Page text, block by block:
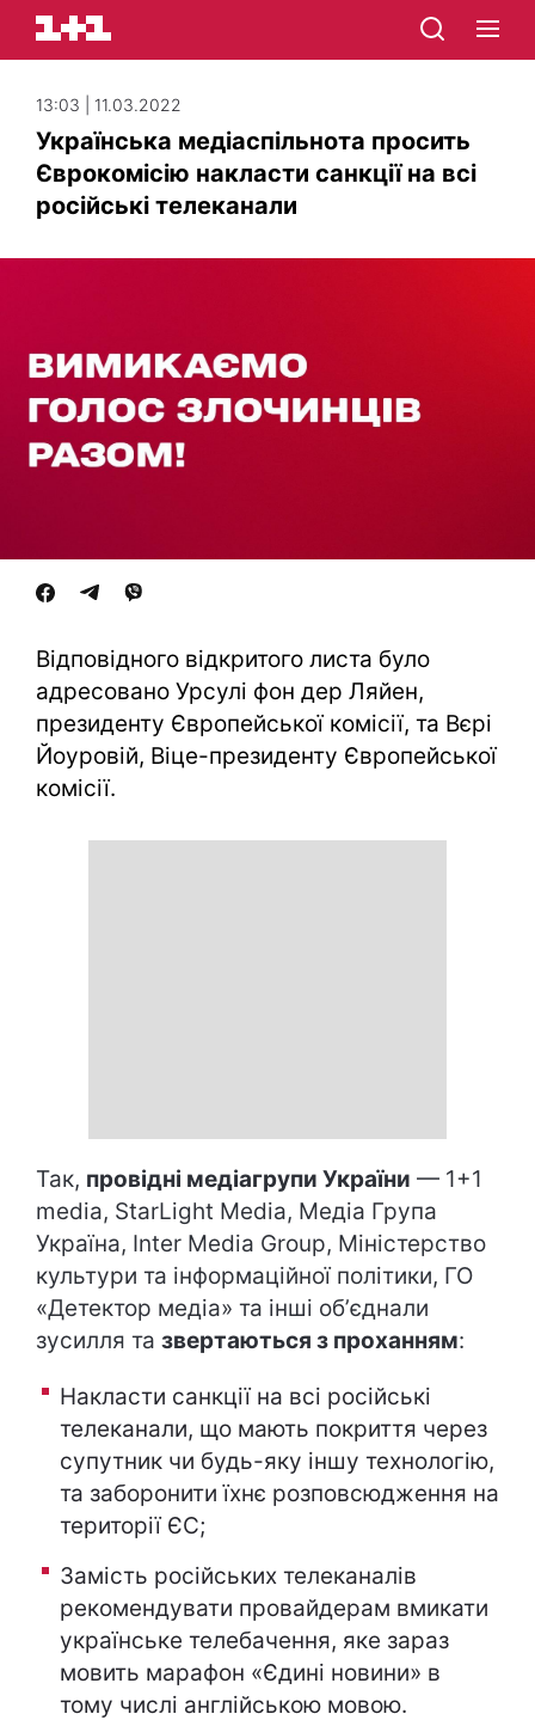
13:03 | 11.03.2022
Українська медіаспільнота просить
Єврокомісію накласти санкції на всі
російські телеканали
Відповідного відкритого листа було
адресовано Урсулі фон дер Ляйен,
президенту Європейської комісії, та Вєрі
Йоуровій, Віце-президенту Європейської
комісії.
Так, провідні медіагрупи України — 1+1
media, StarLight Media, Медіа Група
Україна, Inter Media Group, Міністерство
культури та інформаційної політики, ГО
«Детектор медіа» та інші обʼєднали
зусилля та звертаються з проханням:
Накласти санкції на всі російські
телеканали, що мають покриття через
супутник чи будь-яку іншу технологію,
та заборонити їхнє розповсюдження на
території ЄС;
Замість російських телеканалів
рекомендувати провайдерам вмикати
українське телебачення, яке зараз
мовить марафон «Єдині новини» в
тому числі англійською мовою.